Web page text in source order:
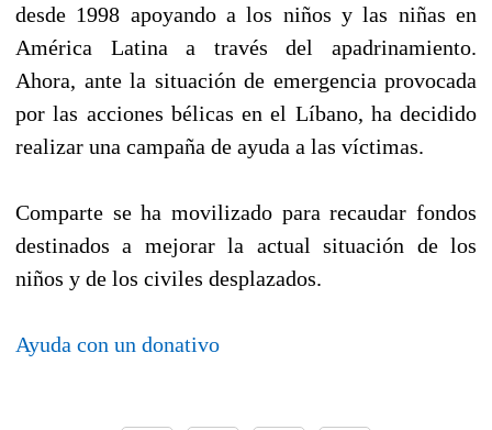
desde 1998 apoyando a los niños y las niñas en
América Latina a través del apadrinamiento.
Ahora, ante la situación de emergencia provocada
por las acciones bélicas en el Líbano, ha decidido
realizar una campaña de ayuda a las víctimas.
Comparte se ha movilizado para recaudar fondos
destinados a mejorar la actual situación de los
niños y de los civiles desplazados.
Ayuda con un donativo